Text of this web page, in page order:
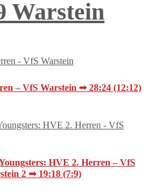
Warstein
– VfS Warstein ➟ 28:24 (12:12)
HVE 2. Herren – VfS
2 ➟ 19:18 (7:9)